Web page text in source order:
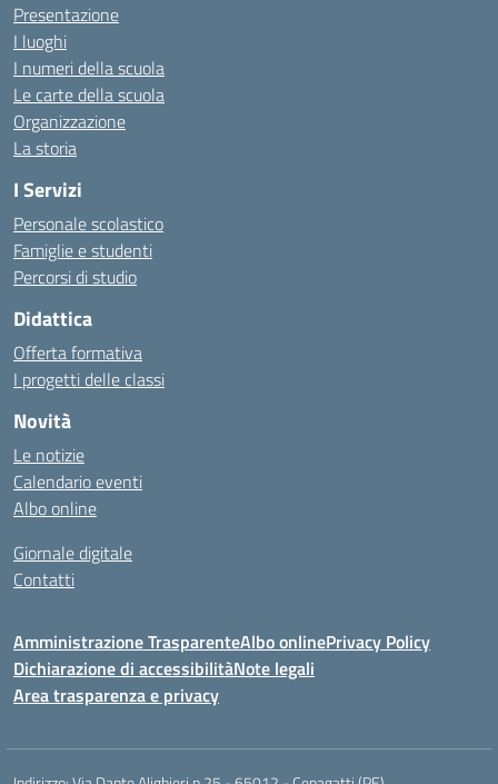
Presentazione
I luoghi
I numeri della scuola
Le carte della scuola
Organizzazione
La storia
I Servizi
Personale scolastico
Famiglie e studenti
Percorsi di studio
Didattica
Offerta formativa
I progetti delle classi
Novità
Le notizie
Calendario eventi
Albo online
Giornale digitale
Contatti
Amministrazione TrasparenteAlbo onlinePrivacy Policy
Dichiarazione di accessibilitàNote legali
Area trasparenza e privacy